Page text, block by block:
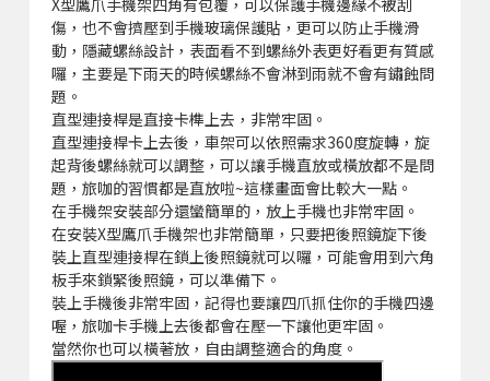
X型鷹爪手機架四角有包覆，可以保護手機邊緣不被刮
傷，也不會擠壓到手機玻璃保護貼，更可以防止手機滑
動，隱藏螺絲設計，表面看不到螺絲外表更好看更有質感
囉，主要是下雨天的時候螺絲不會淋到雨就不會有鏽蝕問
題。
直型連接桿是直接卡榫上去，非常牢固。
直型連接桿卡上去後，車架可以依照需求360度旋轉，旋
起背後螺絲就可以調整，可以讓手機直放或橫放都不是問
題，旅咖的習慣都是直放啦~這樣畫面會比較大一點。
在手機架安裝部分還蠻簡單的，放上手機也非常牢固。
在安裝X型鷹爪手機架也非常簡單，只要把後照鏡旋下後
裝上直型連接桿在鎖上後照鏡就可以囉，可能會用到六角
板手來鎖緊後照鏡，可以準備下。
裝上手機後非常牢固，記得也要讓四爪抓住你的手機四邊
喔，旅咖卡手機上去後都會在壓一下讓他更牢固。
當然你也可以橫著放，自由調整適合的角度。